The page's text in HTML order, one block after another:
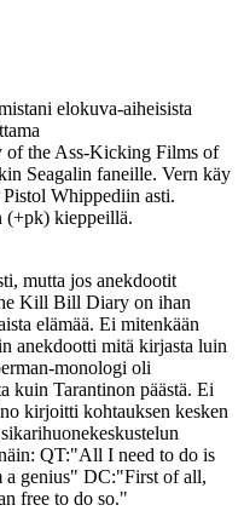
elokuva-aiheisista
of the Ass-Kicking Films of
Seagalin faneille. Vern käy
Whippediin asti.
(+pk) kieppeillä.
mutta jos anekdootit
Kill Bill Diary on ihan
elämää. Ei mitenkään
anekdootti mitä kirjasta luin
monologi oli
kuin Tarantinon päästä. Ei
kirjoitti kohtauksen kesken
QT:"All I need to do is
a genius" DC:"First of all,
free to do so."